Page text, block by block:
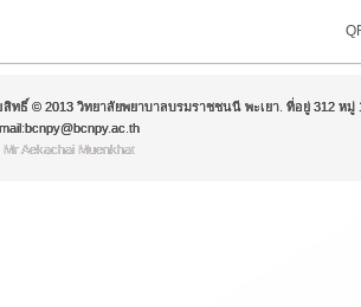
ทธิ์ © 2013 วิทยาลัยพยาบาลบรมราชชนนี พะเยา. ที่อยู่ 312 หมู่
Mr.Aekachai Muenkhat